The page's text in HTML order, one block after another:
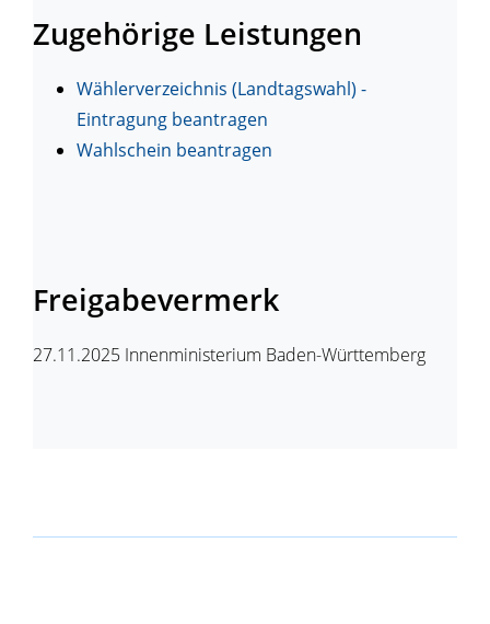
Zugehörige Leistungen
Wählerverzeichnis (Landtagswahl) -
Eintragung beantragen
Wahlschein beantragen
Freigabevermerk
27.11.2025 Innenministerium Baden-Württemberg